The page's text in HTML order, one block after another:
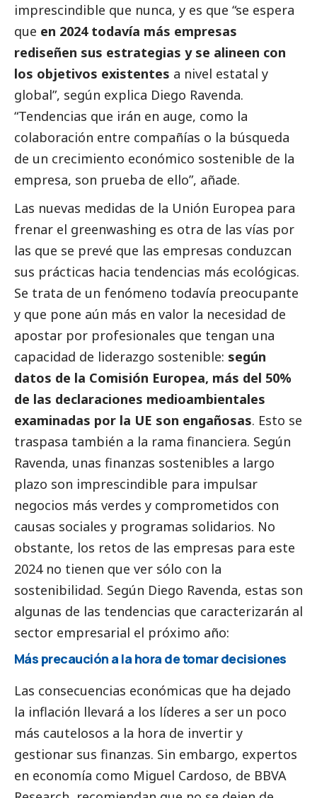
imprescindible que nunca, y es que “se espera
que en 2024 todavía más empresas
rediseñen sus estrategias y se alineen con
los objetivos existentes a nivel estatal y
global”, según explica Diego Ravenda.
“Tendencias que irán en auge, como la
colaboración entre compañías o la búsqueda
de un crecimiento económico sostenible de la
empresa, son prueba de ello”, añade.
Las nuevas medidas de la Unión Europea para
frenar el greenwashing es otra de las vías por
las que se prevé que las empresas conduzcan
sus prácticas hacia tendencias más ecológicas.
Se trata de un fenómeno todavía preocupante
y que pone aún más en valor la necesidad de
apostar por profesionales que tengan una
capacidad de liderazgo sostenible: según
datos de la Comisión Europea, más del 50%
de las declaraciones medioambientales
examinadas por la UE son engañosas. Esto se
traspasa también a la rama financiera. Según
Ravenda, unas finanzas sostenibles a largo
plazo son imprescindible para impulsar
negocios más verdes y comprometidos con
causas sociales y programas solidarios. No
obstante, los retos de las empresas para este
2024 no tienen que ver sólo con la
sostenibilidad. Según Diego Ravenda, estas son
algunas de las tendencias que caracterizarán al
sector empresarial el próximo año:
Más precaución a la hora de tomar decisiones
Las consecuencias económicas que ha dejado
la inflación llevará a los líderes a ser un poco
más cautelosos a la hora de invertir y
gestionar sus finanzas. Sin embargo, expertos
en economía como Miguel Cardoso, de BBVA